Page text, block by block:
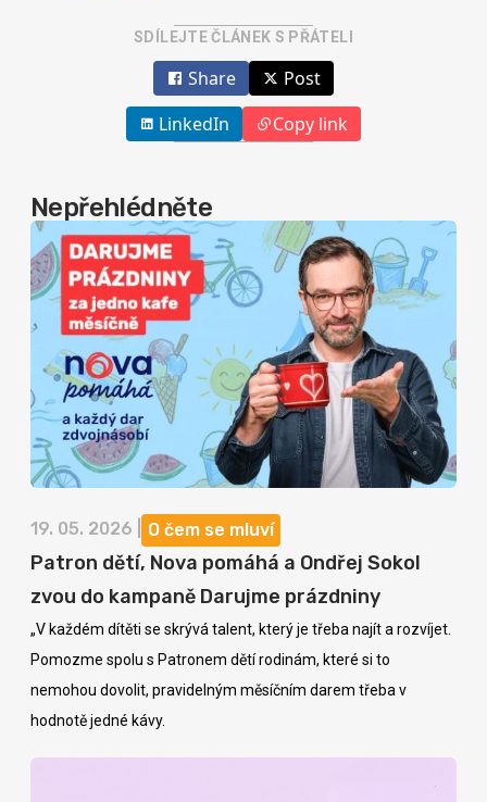
SDÍLEJTE ČLÁNEK S PŘÁTELI
Share
Post
LinkedIn
Copy link
Nepřehlédněte
19. 05. 2026 | O čem se mluví
Patron dětí, Nova pomáhá a Ondřej Sokol
zvou do kampaně Darujme prázdniny
„V každém dítěti se skrývá talent, který je třeba najít a rozvíjet.
Pomozme spolu s Patronem dětí rodinám, které si to
nemohou dovolit, pravidelným měsíčním darem třeba v
hodnotě jedné kávy.